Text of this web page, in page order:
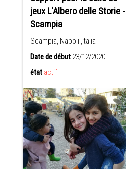
jeux L‘Albero delle Storie -
Scampia
Scampia, Napoli ,Italia
Date de début 23/12/2020
état actif